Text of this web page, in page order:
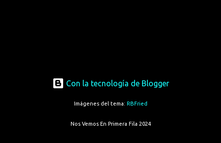
Con la tecnología de Blogger
Imágenes del tema: RBFried
Nos Vemos En Primera Fila 2024